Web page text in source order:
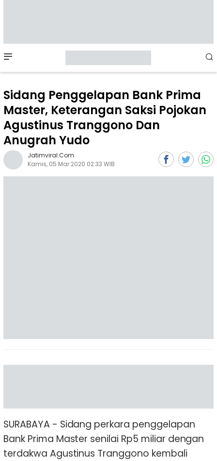
Menu
Sidang Penggelapan Bank Prima
Master, Keterangan Saksi Pojokan
Agustinus Tranggono Dan
Anugrah Yudo
Jatimviral.com
Kamis, 05 Mar 2020 02:33 WIB
SURABAYA - Sidang perkara penggelapan
Bank Prima Master senilai Rp5 miliar dengan
terdakwa Agustinus Tranggono kembali